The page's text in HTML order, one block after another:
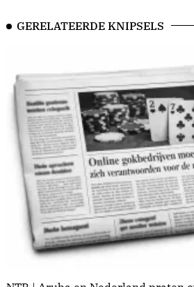
GERELATEERDE KNIPSELS